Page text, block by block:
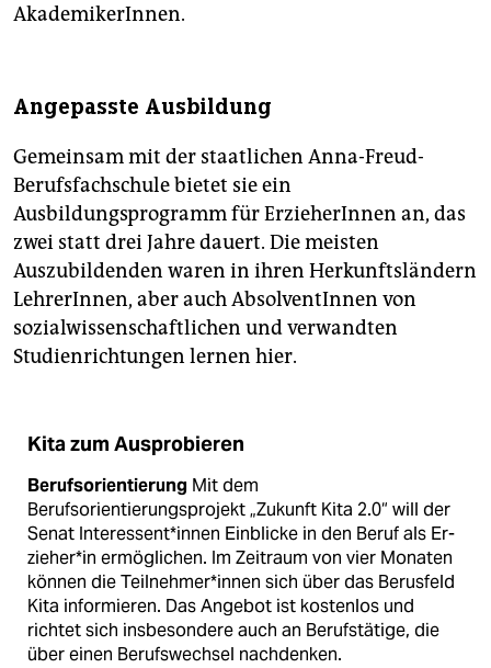
AkademikerInnen.
Angepasste Ausbildung
Gemeinsam mit der staatlichen Anna-Freud-
Berufsfachschule bietet sie ein
Ausbildungsprogramm für ErzieherInnen an, das
zwei statt drei Jahre dauert. Die meisten
Auszubildenden waren in ihren Herkunftsländern
LehrerInnen, aber auch AbsolventInnen von
sozialwissenschaftlichen und verwandten
Studienrichtungen lernen hier.
Kita zum Ausprobieren
Berufsorientierung Mit dem
Berufsorientierungsprojekt „Zukunft Kita 2.0“ will der
Senat In­ter­es­sen­t*in­nen Einblicke in den Beruf als Er­
zie­he­r*in ermöglichen. Im Zeitraum von vier Monaten
können die Teil­neh­me­r*in­nen sich über das Berusfeld
Kita informieren. Das Angebot ist kostenlos und
richtet sich insbesondere auch an Berufstätige, die
über einen Berufswechsel nachdenken.